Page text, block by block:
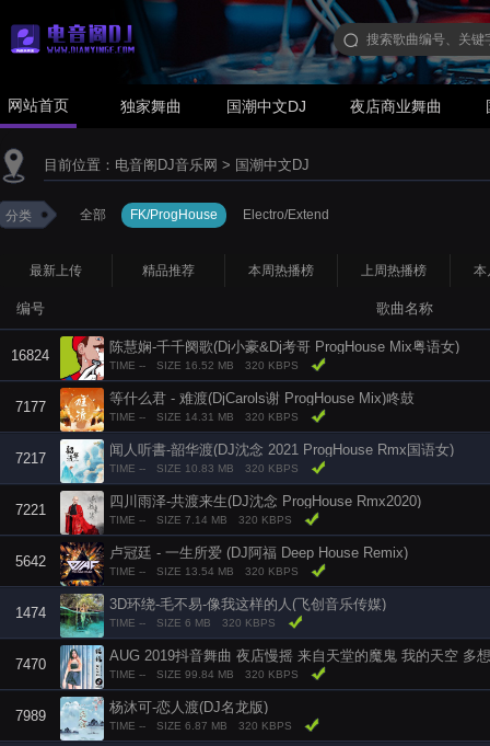
网站首页 独家舞曲 国潮中文DJ 夜店商业舞曲
目前位置： 电音阁DJ音乐网 > 国潮中文DJ
分类 全部 FK/ProgHouse Electro/Extend
最新上传 精品推荐 本周热播榜 上周热播榜 本
编号 歌曲名称
16824
陈慧娴-千千阕歌(Dj小豪&Dj考哥 ProgHouse Mix粤语女)
TIME -- SIZE 16.52 MB 320 KBPS
7177
等什么君 - 难渡(DjCarols谢 ProgHouse Mix)咚鼓
TIME -- SIZE 14.31 MB 320 KBPS
7217
闻人听書-韶华渡(DJ沈念 2021 ProgHouse Rmx国语女)
TIME -- SIZE 10.83 MB 320 KBPS
7221
四川雨泽-共渡来生(DJ沈念 ProgHouse Rmx2020)
TIME -- SIZE 7.14 MB 320 KBPS
5642
卢冠廷 - 一生所爱 (DJ阿福 Deep House Remix)
TIME -- SIZE 13.54 MB 320 KBPS
1474
3D环绕-毛不易-像我这样的人(飞创音乐传媒)
TIME -- SIZE 6 MB 320 KBPS
7470
TIME -- SIZE 99.84 MB 320 KBPS
7989
杨沐可-恋人渡(DJ名龙版)
TIME -- SIZE 6.87 MB 320 KBPS